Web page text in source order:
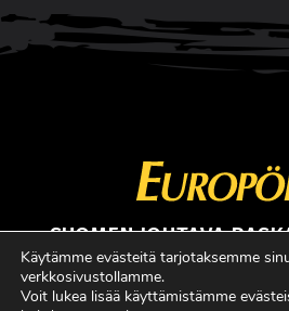
SUOMEN JOHTAVA
Copyright © Faktavisa Oy / Europörssi
Käytämme evästeitä tarjotaksemme
verkkosivustollamme.
Voit lukea lisää käyttämistämme